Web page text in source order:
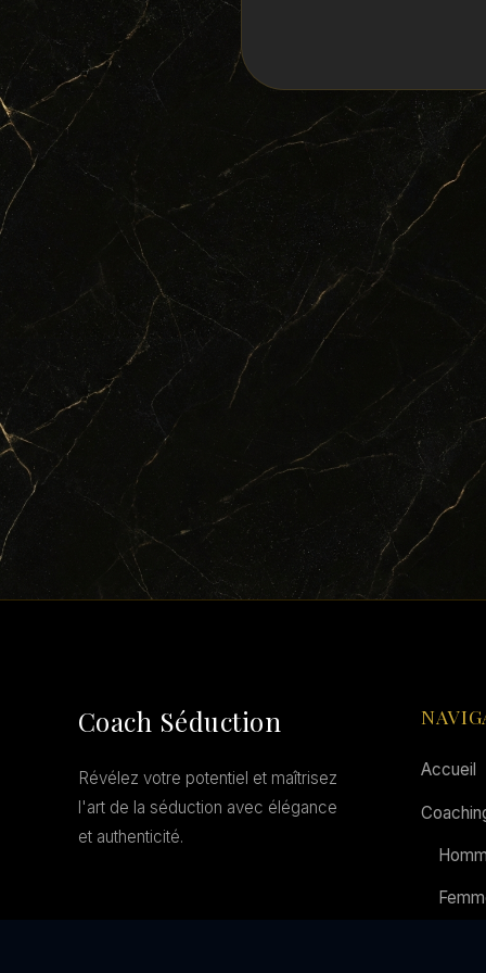
Coach Séduction
Révélez votre potentiel et maîtrisez
l'art de la séduction avec élégance
et authenticité.
Accueil